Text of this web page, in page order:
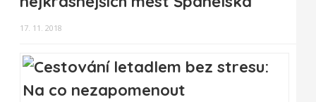
17. 11. 2018